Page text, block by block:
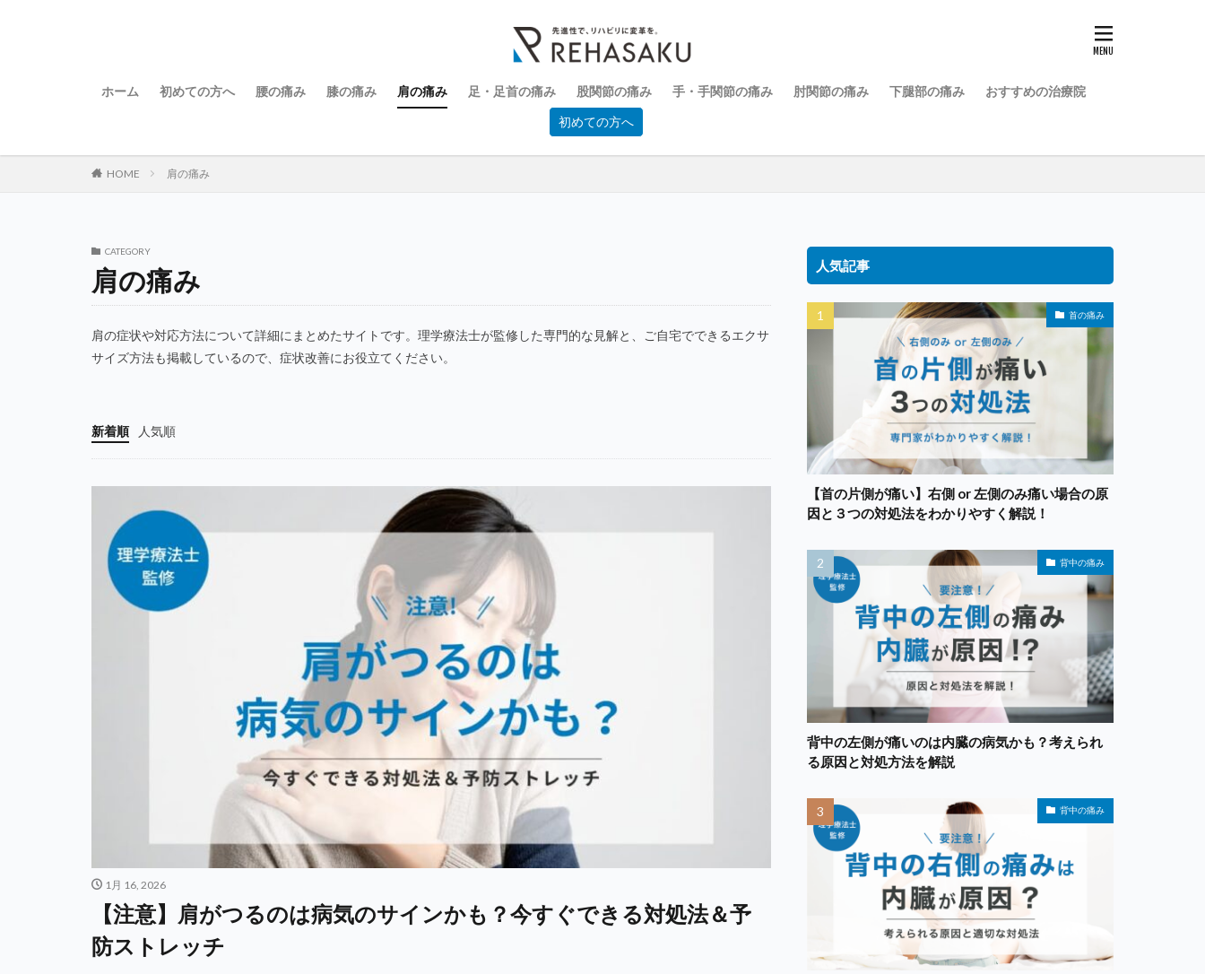
ホーム 初めての方へ 腰の痛み 膝の痛み 肩の痛み 足・足首の痛み 股関節の痛み 手・手関節の痛み 肘関節の痛み 下腿部の痛み
おすすめの治療院
初めての方へ
HOME 肩の痛み
CATEGORY
肩の痛み
肩の症状や対応方法について詳細にまとめたサイトです。理学療法士が監修した専門的な見解と、ご自宅でできるエクサ
サイズ方法も掲載しているので、症状改善にお役立てください。
新着順 人気順
1月 16, 2026
【注意】肩がつるのは病気のサインかも？今すぐできる対処法＆予
防ストレッチ
人気記事
首の痛み
【首の片側が痛い】右側 or 左側のみ痛い場合の原
因と３つの対処法をわかりやすく解説！
背中の痛み
背中の左側が痛いのは内臓の病気かも？考えられ
る原因と対処方法を解説
背中の痛み